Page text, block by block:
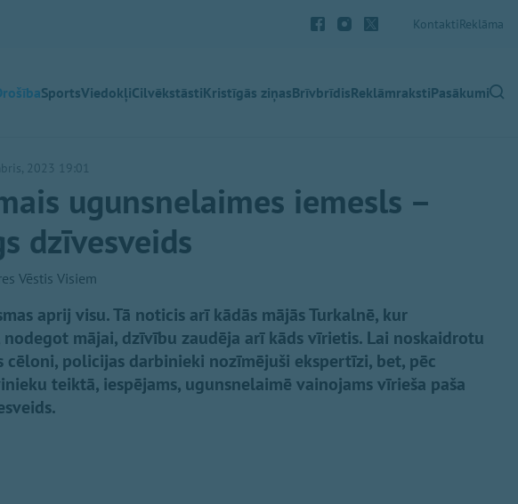
KontaktiReklāma
SportsViedokļiCilvēkstāstiKristīgās ziņasBrīvbrīdisReklāmrakstiPasākumi
2023 19:01
ugunsnelaimes iemesls –
dzīvesveids
Vēstis Visiem
aprij visu. Tā noticis arī kādās mājās Turkalnē, kur
mājai, dzīvību zaudēja arī kāds vīrietis. Lai noskaidrotu
cēloni, policijas darbinieki nozīmējuši ekspertīzi, bet, pēc
teiktā, iespējams, ugunsnelaimē vainojams vīrieša paša